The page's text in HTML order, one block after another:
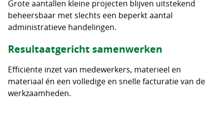
Grote aantallen kleine projecten blijven uitstekend
beheersbaar met slechts een beperkt aantal
administratieve handelingen.
Resultaatgericht samenwerken
Efficiënte inzet van medewerkers, materieel en
materiaal én een volledige en snelle facturatie van de
werkzaamheden.